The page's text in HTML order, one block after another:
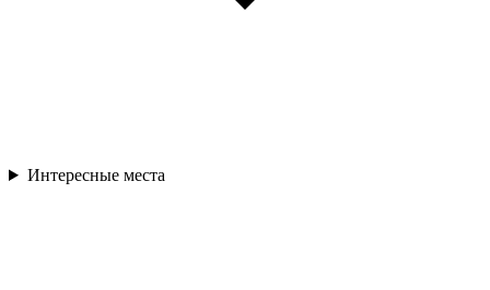
Интересные места